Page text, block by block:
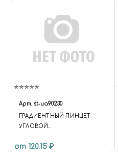
Арт. st-ua90230
ГРАДИЕНТНЫЙ ПИНЦЕТ
УГЛОВОЙ
GRADIENT TWEEZERS
от 120.15 ₽